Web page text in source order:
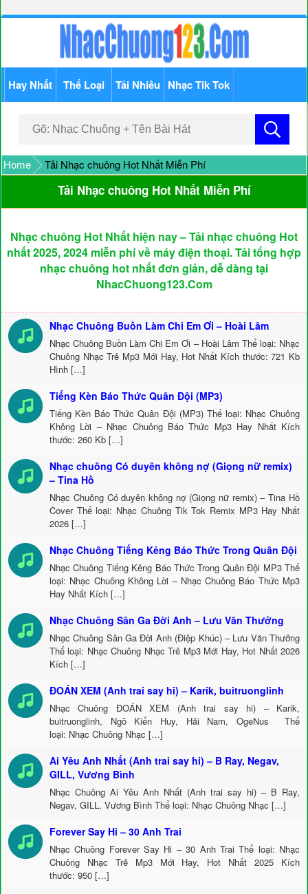
Hay Nhất Thể Loại Tải Nhiều Nhạc Tik Tok
Home Tải Nhạc chuông Hot Nhất Miễn Phí
Tải Nhạc chuông Hot Nhất Miễn Phí
Nhạc chuông Hot Nhất hiện nay – Tải nhạc chuông Hot
nhất 2025, 2024 miễn phí về máy điện thoại. Tải tổng hợp
nhạc chuông hot nhất đơn giản, dễ dàng tại
NhacChuong123.Com
Nhạc Chuông Buồn Làm Chi Em Ơi – Hoài Lâm
Nhạc Chuông Buồn Làm Chi Em Ơi – Hoài Lâm Thể loại: Nhạc
Chuông Nhạc Trẻ Mp3 Mới Hay, Hot Nhất Kích thước: 721 Kb
Hình […]
Tiếng Kèn Báo Thức Quân Đội (MP3)
Tiếng Kèn Báo Thức Quân Đội (MP3) Thể loại: Nhạc Chuông
Không Lời – Nhạc Chuông Báo Thức Mp3 Hay Nhất Kích
thước: 260 Kb […]
Nhạc chuông Có duyên không nợ (Giọng nữ remix)
– Tina Hồ
Nhạc Chuông Có duyên không nợ (Giọng nữ remix) – Tina Hồ
Cover Thể loại: Nhạc Chuông Tik Tok Remix MP3 Hay Nhất
2026 […]
Nhạc Chuông Tiếng Kẻng Báo Thức Trong Quân Đội
Nhạc Chuông Tiếng Kẻng Báo Thức Trong Quân Đội MP3 Thể
loại: Nhạc Chuông Không Lời – Nhạc Chuông Báo Thức Mp3
Hay Nhất Kích […]
Nhạc Chuông Sân Ga Đời Anh – Lưu Văn Thưởng
Nhạc Chuông Sân Ga Đời Anh (Điệp Khúc) – Lưu Văn Thưởng
Thể loại: Nhạc Chuông Nhạc Trẻ Mp3 Mới Hay, Hot Nhất 2026
Kích […]
ĐOÁN XEM (Anh trai say hi) – Karik, buitruonglinh
Nhạc Chuông ĐOÁN XEM (Anh trai say hi) – Karik,
buitruonglinh, Ngô Kiến Huy, Hải Nam, OgeNus Thể
loại: Nhạc Chuông Nhạc […]
Ai Yêu Anh Nhất (Anh trai say hi) – B Ray, Negav,
GILL, Vương Bình
Nhạc Chuông Ai Yêu Anh Nhất (Anh trai say hi) – B Ray,
Negav, GILL, Vương Bình Thể loại: Nhạc Chuông Nhạc […]
Forever Say Hi – 30 Anh Trai
Nhạc Chuông Forever Say Hi – 30 Anh Trai Thể loại: Nhạc
Chuông Nhạc Trẻ Mp3 Mới Hay, Hot Nhất 2025 Kích
thước: 950 […]